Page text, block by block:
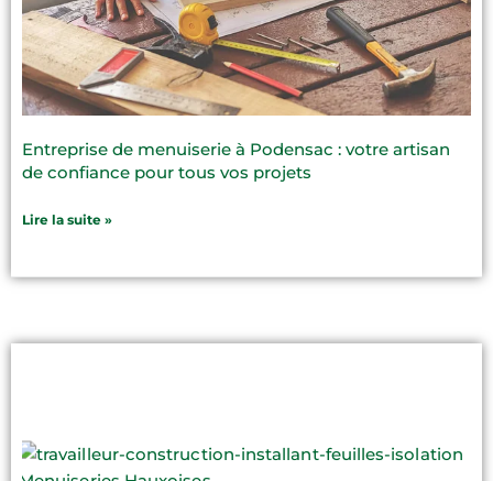
Entreprise de menuiserie à Podensac : votre artisan
de confiance pour tous vos projets
Lire la suite »